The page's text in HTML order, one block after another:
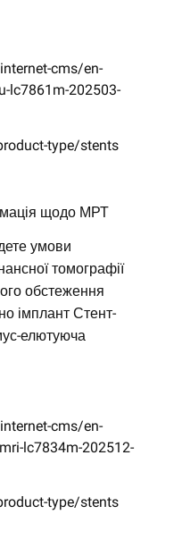
cms/en-
lc7861m-202503-
type/stents
щодо МРТ
умови
томографії
обстеження
імплант Стент-
елютуюча
cms/en-
lc7834m-202512-
type/stents